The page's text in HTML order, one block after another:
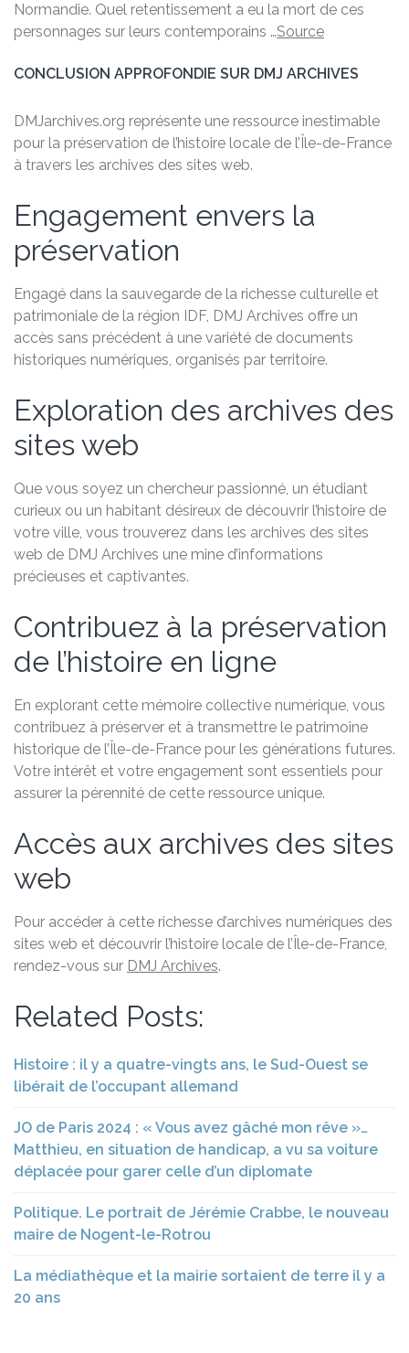
Normandie. Quel retentissement a eu la mort de ces
personnages sur leurs contemporains …Source
CONCLUSION APPROFONDIE SUR DMJ ARCHIVES
DMJarchives.org représente une ressource inestimable
pour la préservation de l’histoire locale de l’Île-de-France
à travers les archives des sites web.
Engagement envers la
préservation
Engagé dans la sauvegarde de la richesse culturelle et
patrimoniale de la région IDF, DMJ Archives offre un
accès sans précédent à une variété de documents
historiques numériques, organisés par territoire.
Exploration des archives des
sites web
Que vous soyez un chercheur passionné, un étudiant
curieux ou un habitant désireux de découvrir l’histoire de
votre ville, vous trouverez dans les archives des sites
web de DMJ Archives une mine d’informations
précieuses et captivantes.
Contribuez à la préservation
de l’histoire en ligne
En explorant cette mémoire collective numérique, vous
contribuez à préserver et à transmettre le patrimoine
historique de l’Île-de-France pour les générations futures.
Votre intérêt et votre engagement sont essentiels pour
assurer la pérennité de cette ressource unique.
Accès aux archives des sites
web
Pour accéder à cette richesse d’archives numériques des
sites web et découvrir l’histoire locale de l’Île-de-France,
rendez-vous sur DMJ Archives.
Related Posts:
Histoire : il y a quatre-vingts ans, le Sud-Ouest se
libérait de l’occupant allemand
JO de Paris 2024 : « Vous avez gâché mon rêve »…
Matthieu, en situation de handicap, a vu sa voiture
déplacée pour garer celle d’un diplomate
Politique. Le portrait de Jérémie Crabbe, le nouveau
maire de Nogent-le-Rotrou
La médiathèque et la mairie sortaient de terre il y a
20 ans